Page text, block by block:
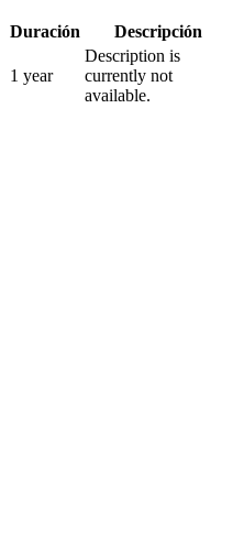
Duración
Descripción
1 year
Description is
currently not
available.